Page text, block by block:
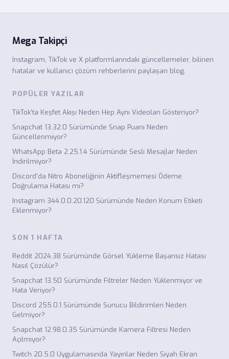
Mega Takipçi
Instagram, TikTok ve X platformlarındaki güncellemeler, bilinen
hatalar ve kullanıcı çözüm rehberlerini paylaşan blog.
POPÜLER YAZILAR
TikTok'ta Keşfet Akışı Neden Hep Aynı Videoları Gösteriyor?
Snapchat 13.32.0 Sürümünde Snap Puanı Neden
Güncellenmiyor?
WhatsApp Beta 2.25.1.4 Sürümünde Sesli Mesajlar Neden
İndirilmiyor?
Discord'da Nitro Aboneliğinin Aktifleşmemesi Ödeme
Doğrulama Hatası mı?
Instagram 344.0.0.20.120 Sürümünde Neden Konum Etiketi
Eklenmiyor?
SON 1 HAFTA
Reddit 2024.38 Sürümünde Görsel Yükleme Başarısız Hatası
Nasıl Çözülür?
Snapchat 13.50 Sürümünde Filtreler Neden Yüklenmiyor ve
Hata Veriyor?
Discord 255.0.1 Sürümünde Sunucu Bildirimleri Neden
Gelmiyor?
Snapchat 12.98.0.35 Sürümünde Kamera Filtresi Neden
Açılmıyor?
Twitch 20.5.0 Uygulamasında Yayınlar Neden Siyah Ekran